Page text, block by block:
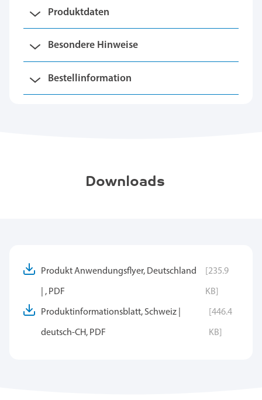
Produktdaten
Besondere Hinweise
Bestellinformation
Downloads
Produkt Anwendungsflyer, Deutschland
| , PDF
[235.9
KB]
Produktinformationsblatt, Schweiz |
deutsch-CH, PDF
[446.4
KB]